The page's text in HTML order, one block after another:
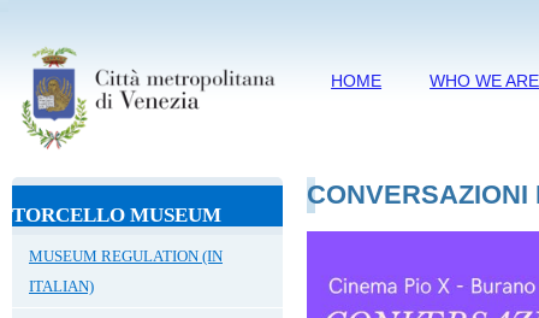
HOME WHO WE ARE
TORCELLO MUSEUM
MUSEUM REGULATION (IN
ITALIAN)